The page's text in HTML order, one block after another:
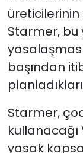
üreticilerinin
Starmer, bu
başından
Starmer,
kullanacağı
yasak